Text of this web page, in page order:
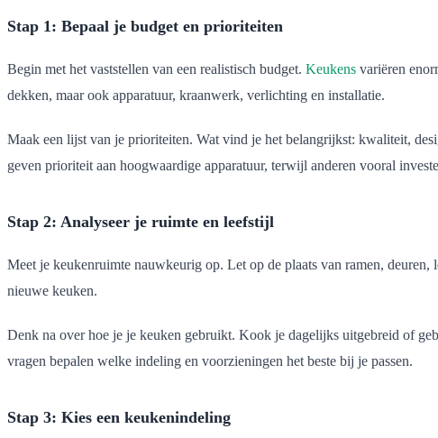
Stap 1: Bepaal je budget en prioriteiten
Begin met het vaststellen van een realistisch budget. Keukens variëren
dekken, maar ook apparatuur, kraanwerk, verlichting en installatie.
Maak een lijst van je prioriteiten. Wat vind je het belangrijkst: kwaliteit,
geven prioriteit aan hoogwaardige apparatuur, terwijl anderen vooral
Stap 2: Analyseer je ruimte en leefstijl
Meet je keukenruimte nauwkeurig op. Let op de plaats van ramen,
nieuwe keuken.
Denk na over hoe je je keuken gebruikt. Kook je dagelijks uitgebreid of
vragen bepalen welke indeling en voorzieningen het beste bij je passen.
Stap 3: Kies een keukenindeling